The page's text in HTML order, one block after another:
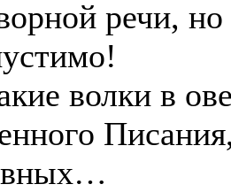
речи,
волки в